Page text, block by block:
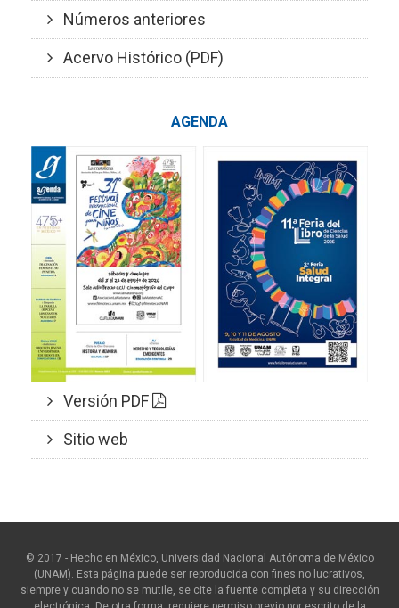
Números anteriores
Acervo Histórico (PDF)
AGENDA
Versión PDF
Sitio web
© 2017 - Hecho en México, Universidad Nacional Autónoma de México
(UNAM). Esta página puede ser reproducida con fines no lucrativos,
siempre y cuando no se mutile, se cite la fuente completa y su dirección